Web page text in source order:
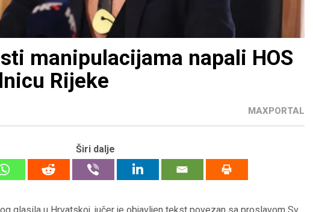
manipulacijama napali HOS
Rijeke
MAXPORTAL
Širi dalje